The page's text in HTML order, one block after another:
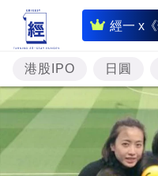
經一 x《
即
時
財
經
題
投
港股IPO 日圓